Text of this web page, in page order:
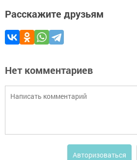
Расскажите друзьям
Нет комментариев
Авторизоваться